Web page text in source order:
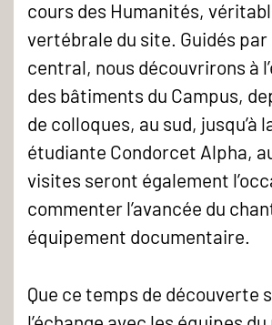
Campus
Condorcet
cours des Humanités,
vertébrale du site. Guidés par
central, nous découvrirons à
des bâtiments du Campus,
de colloques, au sud, jusqu’à
étudiante Condorcet Alpha,
visites seront également
commenter l’avancée du
équipement documentaire.
Que ce temps de découverte